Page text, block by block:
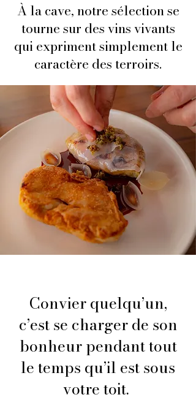
À la cave, notre sélection se
tourne sur des vins vivants
qui expriment simplement le
caractère des terroirs.
Convier quelqu’un,
c’est se charger de son
bonheur pendant tout
le temps qu’il est sous
votre toit.